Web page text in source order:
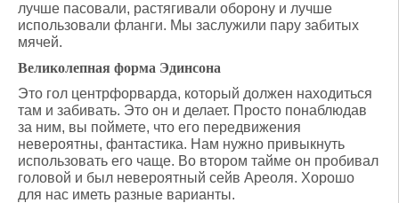
лучше пасовали, растягивали оборону и лучше
использовали фланги. Мы заслужили пару забитых
мячей.
Великолепная форма Эдинсона
Это гол центрфорварда, который должен находиться
там и забивать. Это он и делает. Просто понаблюдав
за ним, вы поймете, что его передвижения
невероятны, фантастика. Нам нужно привыкнуть
использовать его чаще. Во втором тайме он пробивал
головой и был невероятный сейв Ареоля. Хорошо
для нас иметь разные варианты.